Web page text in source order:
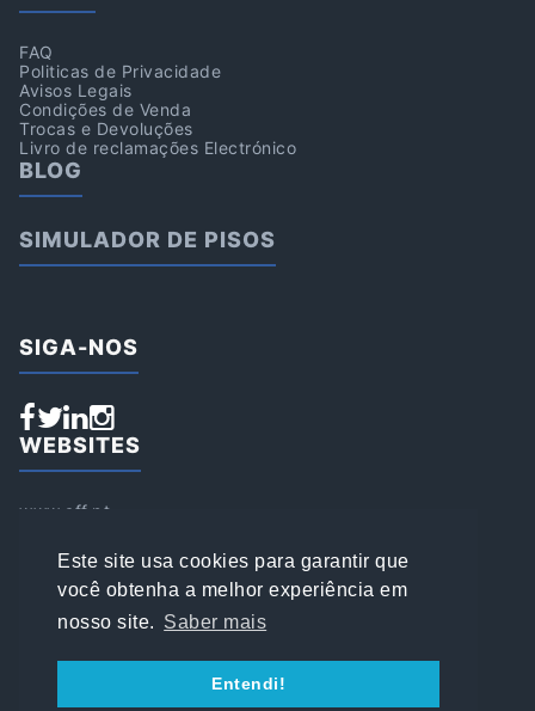
Este site usa cookies para garantir que
você obtenha a melhor experiência em
nosso site. Saber mais
Entendi!
FAQ
Politicas de Privacidade
Avisos Legais
Condições de Venda
Trocas e Devoluções
Livro de reclamações Electrónico
BLOG
SIMULADOR DE PISOS
SIGA-NOS
WEBSITES
www.aff.pt
www.loja.affsports.pt
PESQUISAR